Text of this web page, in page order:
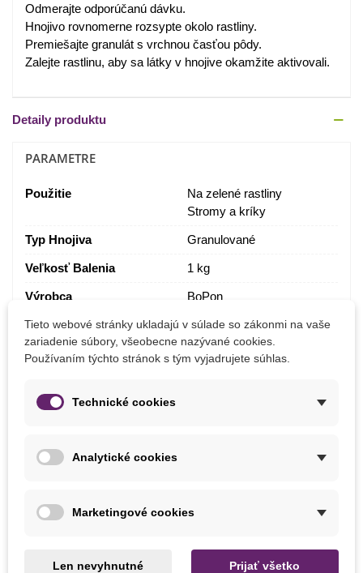
Odmerajte odporúčanú dávku.
Hnojivo rovnomerne rozsypte okolo rastliny.
Premiešajte granulát s vrchnou časťou pôdy.
Zalejte rastlinu, aby sa látky v hnojive okamžite aktivovali.
Detaily produktu
PARAMETRE
Použitie
Na zelené rastliny
Stromy a kríky
Typ Hnojiva Granulované
Veľkosť Balenia 1 kg
Výrobca BoPon
Na Ekologické Pestovanie Nie
Zloženie Minerálne
ean135904517046115
Tieto webové stránky ukladajú v súlade so zákonmi na vaše
zariadenie súbory, všeobecne nazývané cookies.
Používaním týchto stránok s tým vyjadrujete súhlas.
Technické cookies
Analytické cookies
Marketingové cookies
Len nevyhnutné Prijať všetko